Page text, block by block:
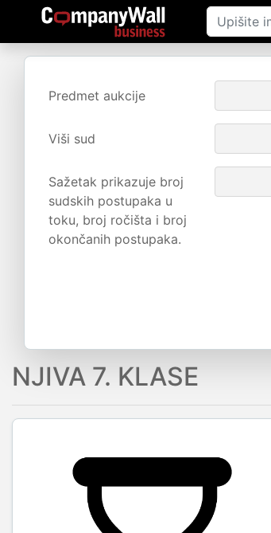
Predmet aukcije
Viši sud
Sažetak prikazuje broj
sudskih postupaka u
toku, broj ročišta i broj
okončanih postupaka.
NJIVA 7. KLASE